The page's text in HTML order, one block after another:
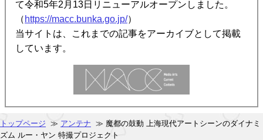
て令和5年2月13日リニューアルオープンしました。
（ https://macc.bunka.go.jp/）
当サイトは、これまでの記事をアーカイブとして掲載
しています。
トップページ ≫ アンテナ ≫ 魔都の鼓動 上海現代アートシーンのダイナミ
ズム ルー・ヤン 特撮プロジェクト